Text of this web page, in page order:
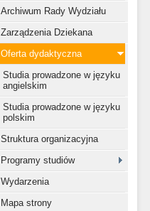
Archiwum Rady Wydziału
Zarządzenia Dziekana
Oferta dydaktyczna
Studia prowadzone w języku
angielskim
Studia prowadzone w języku
polskim
Struktura organizacyjna
Programy studiów
Wydarzenia
Mapa strony